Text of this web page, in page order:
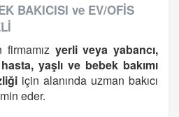
BAKICISI ve EV/OFİS
yerli veya yabancı,
yaşlı ve bebek bakımı
için alanında uzman bakıcı
eder.